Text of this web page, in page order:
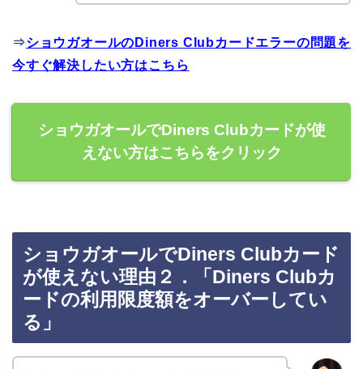
⇒ショウガオールのDiners Clubカードエラーの問題を
今すぐ解決したい方はこちら
ショウガオールでDiners Clubカードが使
えない方はこちらをクリック
ショウガオールでDiners Clubカード
が使えない理由２．「Diners Clubカ
ードの利用限度額をオーバーしてい
る」